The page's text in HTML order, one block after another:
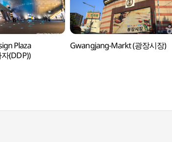
Plaza
(DDP))
Gwangjang-Markt (광장시장)